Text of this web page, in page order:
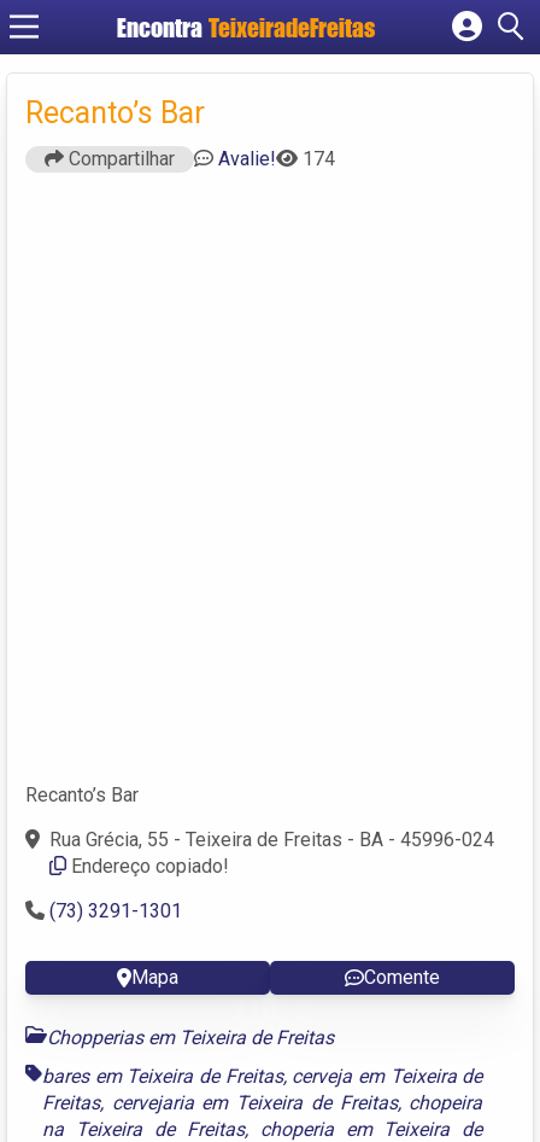
Encontra TeixeiradeFreitas
Cadastrar empresa
Recanto’s Bar
Compartilhar Avalie! 174
Recanto’s Bar
Rua Grécia, 55 - Teixeira de Freitas - BA - 45996-024
Endereço copiado!
(73) 3291-1301
Mapa Comente
Chopperias em Teixeira de Freitas
bares em Teixeira de Freitas, cerveja em Teixeira de
Freitas, cervejaria em Teixeira de Freitas, chopeira
na Teixeira de Freitas, choperia em Teixeira de